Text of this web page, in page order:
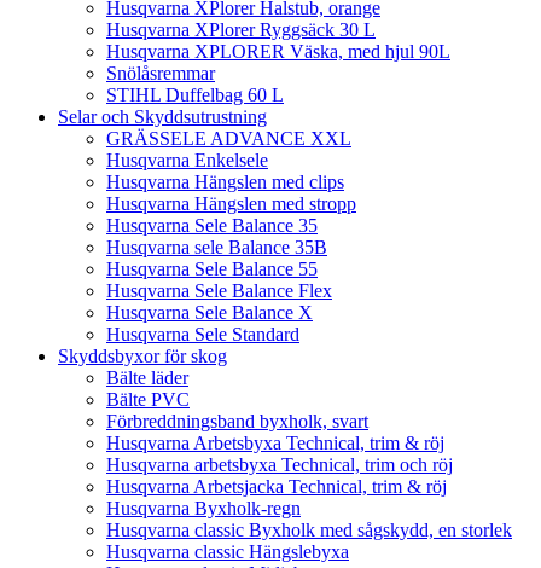
Husqvarna XPlorer Halstub, orange
Husqvarna XPlorer Ryggsäck 30 L
Husqvarna XPLORER Väska, med hjul 90L
Snölåsremmar
STIHL Duffelbag 60 L
Selar och Skyddsutrustning
GRÄSSELE ADVANCE XXL
Husqvarna Enkelsele
Husqvarna Hängslen med clips
Husqvarna Hängslen med stropp
Husqvarna Sele Balance 35
Husqvarna sele Balance 35B
Husqvarna Sele Balance 55
Husqvarna Sele Balance Flex
Husqvarna Sele Balance X
Husqvarna Sele Standard
Skyddsbyxor för skog
Bälte läder
Bälte PVC
Förbreddningsband byxholk, svart
Husqvarna Arbetsbyxa Technical, trim & röj
Husqvarna arbetsbyxa Technical, trim och röj
Husqvarna Arbetsjacka Technical, trim & röj
Husqvarna Byxholk-regn
Husqvarna classic Byxholk med sågskydd, en storlek
Husqvarna classic Hängslebyxa